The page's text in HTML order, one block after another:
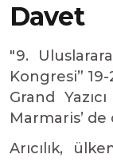
Davet
"9.
Kongresi”
Grand
Marmaris’
Arıcılık,